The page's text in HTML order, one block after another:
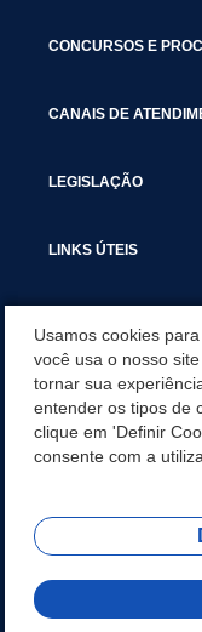
CONCURSOS E
CANAIS DE
LEGISLAÇÃO
LINKS ÚTEIS
NOTÍCIAS
DOWNLOADS
REDES SOCIAIS
Usamos cookies
você usa o nosso
tornar sua
entender os tipos de
clique em 'Definir
consente com a